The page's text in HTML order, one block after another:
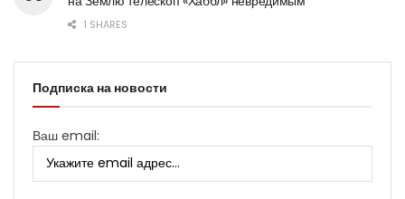
1 SHARES
Подписка на новости
Ваш email: